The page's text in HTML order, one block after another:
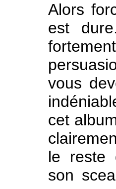
Alors
est
vous
cet
le reste
son